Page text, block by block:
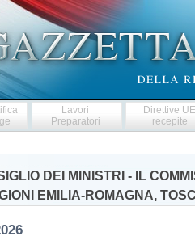
Lavori
Preparatori
Direttive
recepite
DEI MINISTRI - IL
EMILIA-ROMAGNA,